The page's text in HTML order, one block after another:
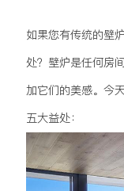
如果您有传统的壁
处？壁炉是任何房
加它们的美感。今
五大益处：